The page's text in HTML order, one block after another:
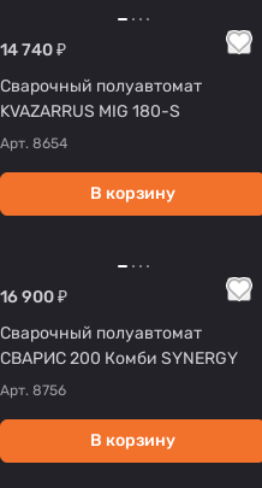
14 740 ₽
Сварочный полуавтомат
KVAZARRUS MIG 180-S
Арт. 8654
В корзину
16 900 ₽
Сварочный полуавтомат
СВАРИС 200 Комби SYNERGY
Арт. 8756
В корзину